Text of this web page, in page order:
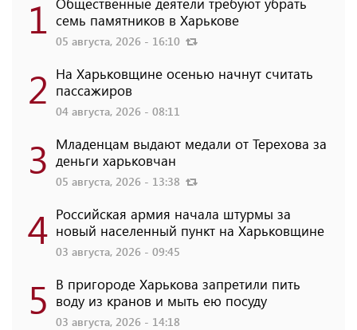
1 семь памятников в Харькове
05 августа, 2026 - 16:10
2 На Харьковщине осенью начнут считать
пассажиров
04 августа, 2026 - 08:11
3 Младенцам выдают медали от Терехова за
деньги харьковчан
05 августа, 2026 - 13:38
4 Российская армия начала штурмы за
новый населенный пункт на Харьковщине
03 августа, 2026 - 09:45
5 В пригороде Харькова запретили пить
воду из кранов и мыть ею посуду
03 августа, 2026 - 14:18